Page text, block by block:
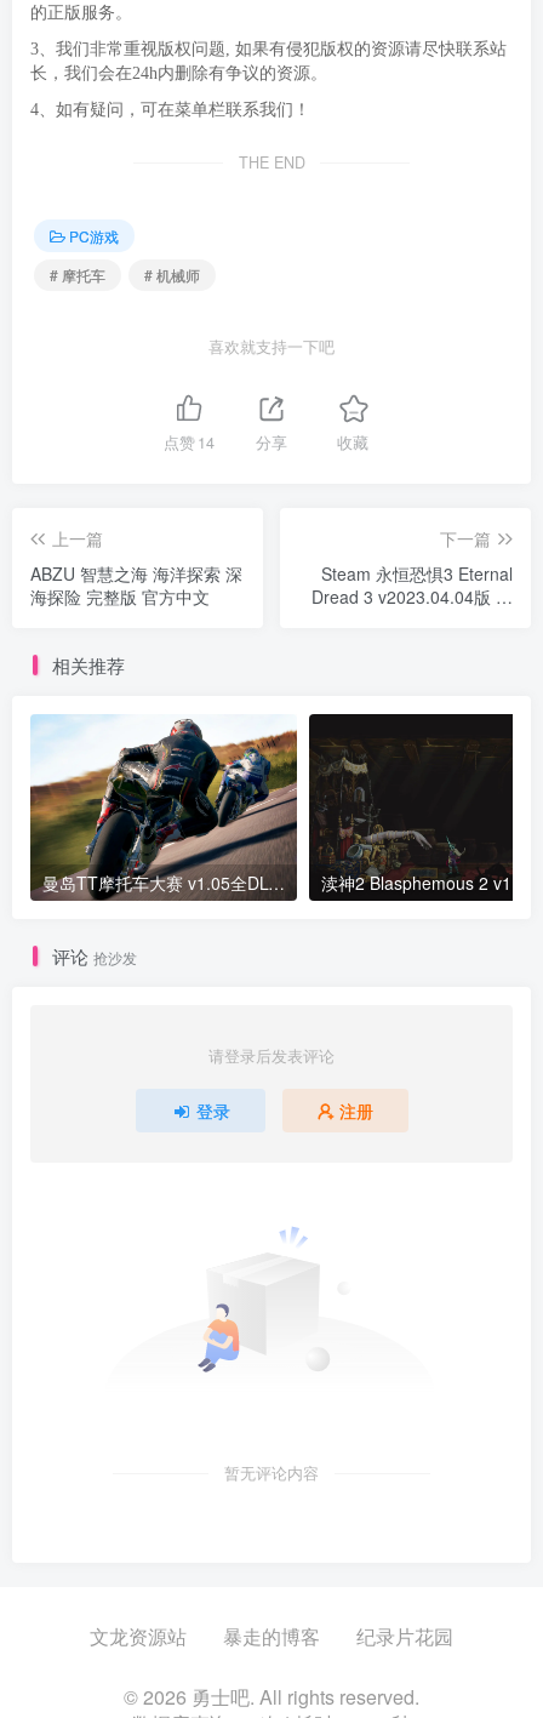
的正版服务。
3、我们非常重视版权问题, 如果有侵犯版权的资源请尽快联系站
长，我们会在24h内删除有争议的资源。
4、如有疑问，可在菜单栏联系我们！
THE END
PC游戏
# 摩托车
# 机械师
喜欢就支持一下吧
点赞14 分享 收藏
上一篇
ABZU 智慧之海 海洋探索 深
海探险 完整版 官方中文
下一篇
Steam 永恒恐惧3 Eternal
Dread 3 v2023.04.04版 官
相关推荐
曼岛TT摩托车大赛 v1.05全DLC版 官方简体中文 中文语言 曼岛TT赛事 边缘竞速2v1.1.5版 官方中文
评论 抢沙发
请登录后发表评论
登录 注册
暂无评论内容
文龙资源站 暴走的博客 纪录片花园
© 2026 勇士吧. All rights reserved.